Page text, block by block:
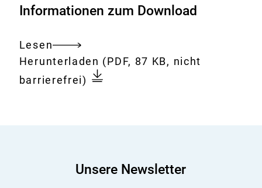
Informationen zum Download
Lesen
Gesamtes
Dokument
Download:
Herunterladen BfR-
Corona-
Zusatzauswertung
(PDF, 87 KB, nicht
barrierefrei)
Unsere Newsletter